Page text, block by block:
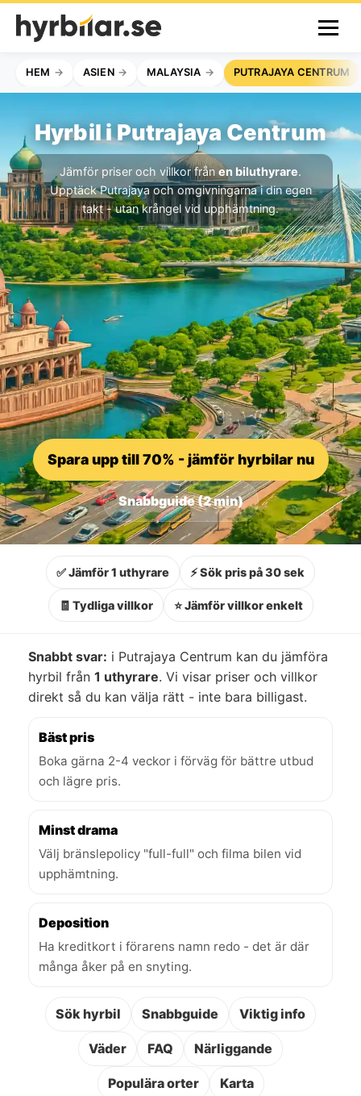
HEM ASIEN MALAYSIA PUTRAJAYA CENTRUM
Hyrbil i Putrajaya Centrum
Jämför priser och villkor frånen biluthyrare.
Upptäck Putrajaya och omgivningarna i din egen
takt - utan krångel vid upphämtning.
Spara upp till 70% - jämför hyrbilar nu
Snabbguide (2 min)
✅ Jämför 1 uthyrare ⚡ Sök pris på 30 sek
🧾 Tydliga villkor ⭐ Jämför villkor enkelt
Snabbt svar: i Putrajaya Centrum kan du jämföra
hyrbil från 1 uthyrare. Vi visar priser och villkor
direkt så du kan välja rätt - inte bara billigast.
Bäst pris
Boka gärna 2-4 veckor i förväg för bättre utbud
och lägre pris.
Minst drama
Välj bränslepolicy "full-full" och filma bilen vid
upphämtning.
Deposition
Ha kreditkort i förarens namn redo - det är där
många åker på en snyting.
Sök hyrbil Snabbguide Viktig info
Väder FAQ Närliggande
Populära orter Karta